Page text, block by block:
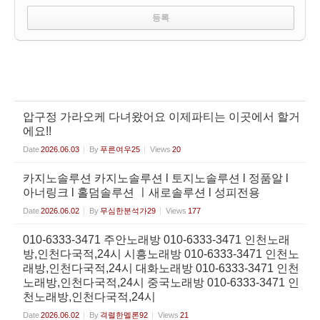
압구정 가라오케 다녀왔어요 이제파티는 이곳에서 할거
에요!!
Date2026.06.03 By푸른여우25 Views 20
카지노솔루션 카지노솔루션 l 토지노솔루션 l 정품알 l
아너링크 l 홀덤솔루션 ㅣ새로솔루션 l 성피전용
Date2026.06.02 By무심한분석가29 Views 177
010-6333-3471 주안노래방 010-6333-3471 인천노래
방,인천다국적,24시 시흥노래방 010-6333-3471 인천노
래방,인천다국적,24시 대화노래방 010-6333-3471 인천
노래방,인천다국적,24시 중국노래방 010-6333-3471 인
천노래방,인천다국적,24시
Date2026.06.02 By 격렬한멜론92 Views 21